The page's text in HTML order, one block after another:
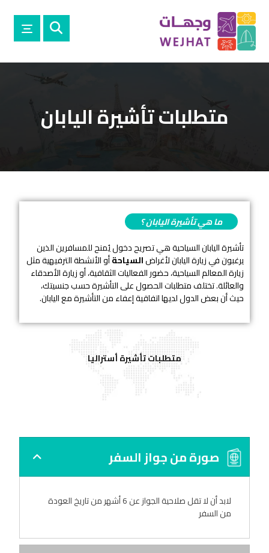
متطلبات تأشيرة اليابان
ما هي تأشيرة اليابان ؟
تأشيرة اليابان السياحية هي تصريح دخول يُمنح للمسافرين الذين
يرغبون في زيارة اليابان لأغراضالسياحةأو الأنشطة الترفيهية مثل
زيارة المعالم السياحية، حضور الفعاليات الثقافية، أو زيارة الأصدقاء
والعائلة. تختلف متطلبات الحصول على التأشيرة حسب جنسيتك،
حيث أن بعض الدول لديها اتفاقية إعفاء من التأشيرة مع اليابان.
متطلبات تأشيرة أستراليا
صورة من جواز السفر
لابد أن لا تقل صلاحية الجواز عن 6 أشهر من تاريخ العودة
من السفر